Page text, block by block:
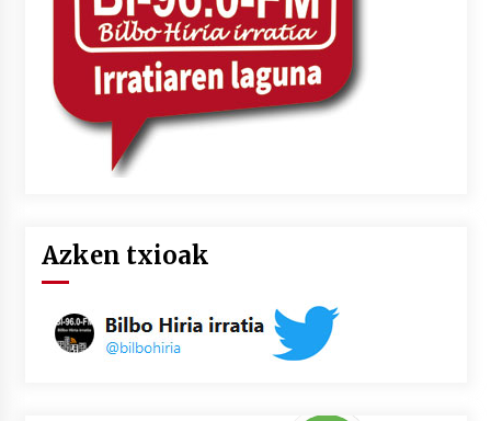
Azken txioak